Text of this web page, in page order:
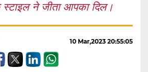
ने जीता आपका दिल।
10 Mar,2023 20:55:05